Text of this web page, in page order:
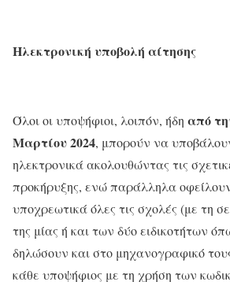
Ηλεκτρονική υποβολή αίτησης
Όλοι οι υποψήφιοι, λοιπόν, ήδη από
Μαρτίου 2024, μπορούν να
ηλεκτρονικά ακολουθώντας τις
προκήρυξης, ενώ παράλληλα
υποχρεωτικά όλες τις σχολές (με τη
της μίας ή και των δύο ειδικοτήτων
δηλώσουν και στο μηχανογραφικό
κάθε υποψήφιος με τη χρήση των